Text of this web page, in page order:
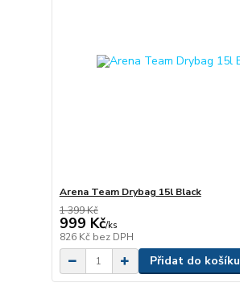
Arena Team Drybag 15l Black
1 399 Kč
999 Kč/ks
826 Kč bez DPH
Přidat do košíku